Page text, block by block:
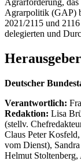
Agrarpolitik (GAP)
2021/2115 und
delegierten und
Herausgeber
Deutscher
Verantwortlich:
Redaktion: Lisa
(stellv.
Claus Peter
vom Dienst),
Helmut